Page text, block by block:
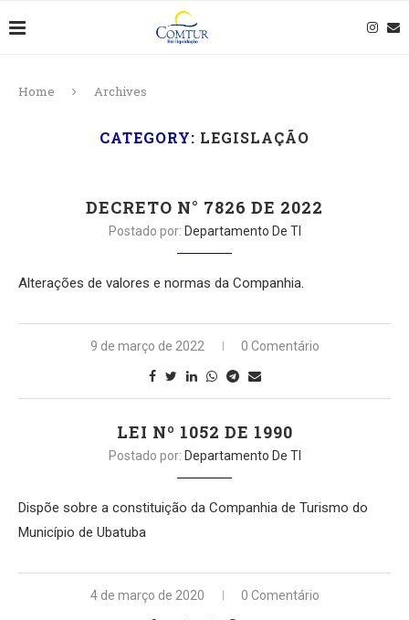
Home Archives
CATEGORY: LEGISLAÇÃO
DECRETO N° 7826 DE 2022
Postado por: Departamento De TI
Alterações de valores e normas da Companhia.
9 de março de 2022 0 Comentário
LEI Nº 1052 DE 1990
Postado por: Departamento De TI
Dispõe sobre a constituição da Companhia de Turismo do
Município de Ubatuba
4 de março de 2020 0 Comentário